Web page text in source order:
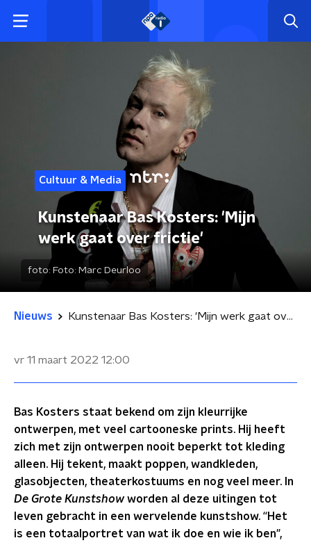
Cultuur & Media
Kunstenaar Bas Kosters: 'Mijn
werk gaat over frictie'
foto: Foto: Marc Deurloo
Nieuws Kunstenaar Bas Kosters: 'Mijn werk gaat over frictie'
vr 11 maart 2022 12:00
Bas Kosters staat bekend om zijn kleurrijke
ontwerpen, met veel cartooneske prints. Hij heeft
zich met zijn ontwerpen nooit beperkt tot kleding
alleen. Hij tekent, maakt poppen, wandkleden,
glasobjecten, theaterkostuums en nog veel meer. In
De Grote Kunstshowworden al deze uitingen tot
leven gebracht in een wervelende kunstshow. “Het
is een totaalportret van wat ik doe en wie ik ben",